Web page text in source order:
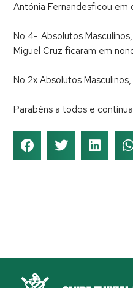
Antónia Fernandesficou
No 4- Absolutos
Miguel Cruz ficaram em
No 2x Absolutos
Parabéns a todos e